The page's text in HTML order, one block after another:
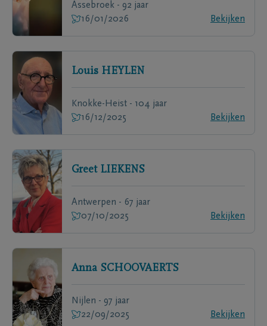
Assebroek - 92 jaar
16/01/2026
Bekijken
Louis HEYLEN
Knokke-Heist - 104 jaar
16/12/2025
Bekijken
Greet LIEKENS
Antwerpen - 67 jaar
07/10/2025
Bekijken
Anna SCHOOVAERTS
Nijlen - 97 jaar
22/09/2025
Bekijken